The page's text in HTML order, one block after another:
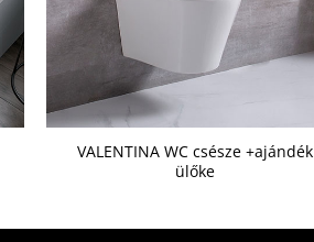
VALENTINA WC csésze +ajándék
ülőke